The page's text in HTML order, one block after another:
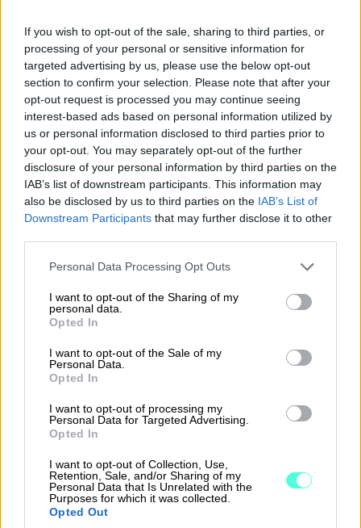
If you wish to opt-out of the sale, sharing to third parties, or
processing of your personal or sensitive information for
targeted advertising by us, please use the below opt-out
section to confirm your selection. Please note that after your
opt-out request is processed you may continue seeing
interest-based ads based on personal information utilized by
us or personal information disclosed to third parties prior to
your opt-out. You may separately opt-out of the further
disclosure of your personal information by third parties on the
IAB’s list of downstream participants. This information may
also be disclosed by us to third parties on the IAB’s List of
Downstream Participants that may further disclose it to other
Please note that this website/app uses one or more Google
not limited to your visit or usage behaviour. You may click to
grant or deny consent to Google and its third-party tags to
use your data for below specified purposes in below Google
consent section.
Personal Data Processing Opt Outs
I want to opt-out of the Sharing of my
personal data.
Opted In
I want to opt-out of the Sale of my
Personal Data.
Opted In
I want to opt-out of processing my
Personal Data for Targeted Advertising.
Opted In
I want to opt-out of Collection, Use,
Retention, Sale, and/or Sharing of my
Personal Data that Is Unrelated with the
Purposes for which it was collected.
Opted Out
enää löydy alkuperäisen käyttötarkoituksen
mukaista käyttöä.
Lakiuudistus helpottaa tällaisissa tilanteissa
huoneiston käyttötarkoituksen ja
yhtiövastikeperusteen muuttamista.
Jatkossa yhtiöjärjestystä voi muuttaa ilman
kaikkien osakkaiden suostumusta, jos
vastikeperustetta muutetaan
käyttötarkoituksen huoneistojen
vastikeperustetta. Edellytyksenä on mm.
vähintään neljän viidesosan kannatus yhtiön
olevan osakeryhmän osakkeista ja äänistä.
olevan liikehuoneiston muuttamista
asuinhuoneistoksi. Samalla voidaan vähentää
tilojen vajaakäyttöä, parantaa osakkeiden
arvoa ja vahvistaa taloyhtiön vastikepohjaa.
Käyttötarkoituksen muuttaminen voi